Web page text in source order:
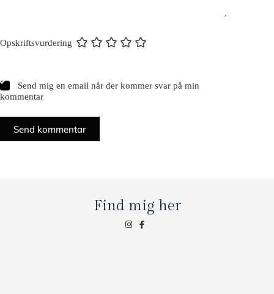
Opskriftsvurdering
Send mig en email når der kommer svar på min
kommentar
Send kommentar
Find mig her